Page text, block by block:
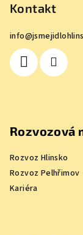
Kontakt
info@
Rozvozová
Rozvoz Hlinsko
Rozvoz Pelhřimov
Kariéra